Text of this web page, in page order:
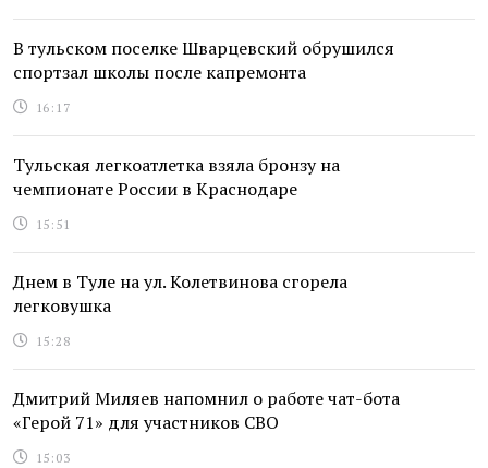
В тульском поселке Шварцевский обрушился
спортзал школы после капремонта
16:17
Тульская легкоатлетка взяла бронзу на
чемпионате России в Краснодаре
15:51
Днем в Туле на ул. Колетвинова сгорела
легковушка
15:28
Дмитрий Миляев напомнил о работе чат-бота
«Герой 71» для участников СВО
15:03